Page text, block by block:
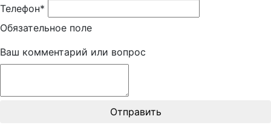
Телефон*
Обязательное поле
Ваш комментарий или вопрос
Отправить